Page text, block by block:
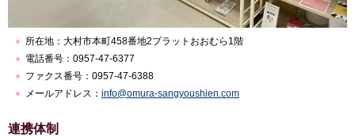
所在地：大村市本町458番地2プラットおおむら1階
電話番号：0957-47-6377
ファクス番号：0957-47-6388
メールアドレス： info@omura-sangyoushien.com
連携体制